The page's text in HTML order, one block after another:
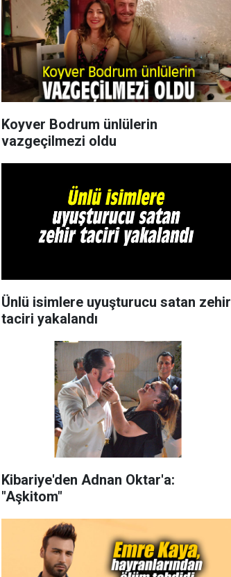
Koyver Bodrum ünlülerin
vazgeçilmezi oldu
Ünlü isimlere uyuşturucu satan zehir
taciri yakalandı
Kibariye'den Adnan Oktar'a:
"Aşkitom"